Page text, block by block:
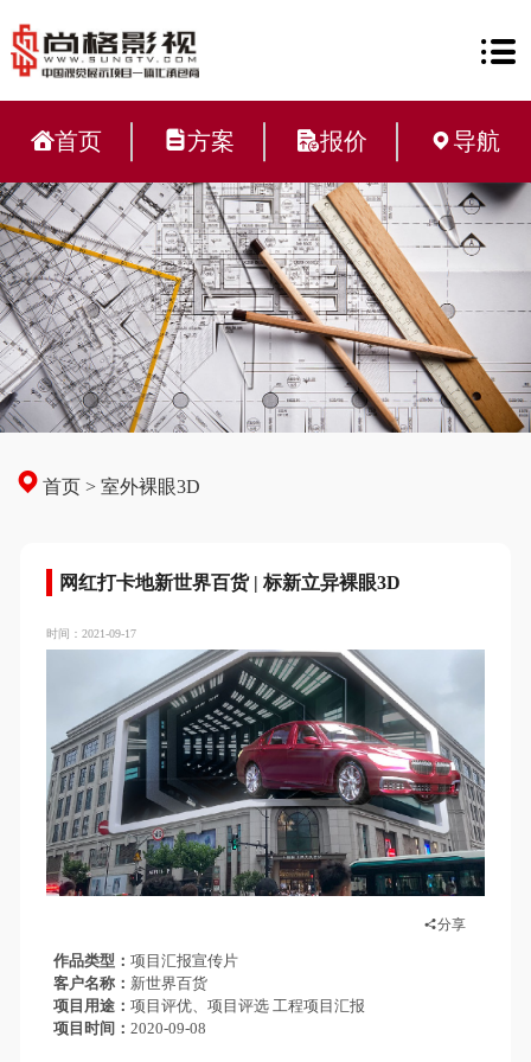
首页 方案 报价 导航
首页 >室外裸眼3D
网红打卡地新世界百货 | 标新立异裸眼3D
时间：2021-09-17
分享
作品类型
项目汇报宣传片
客户名称
新世界百货
项目用途
项目评优、项目评选 工程项目汇报
项目时间
2020-09-08